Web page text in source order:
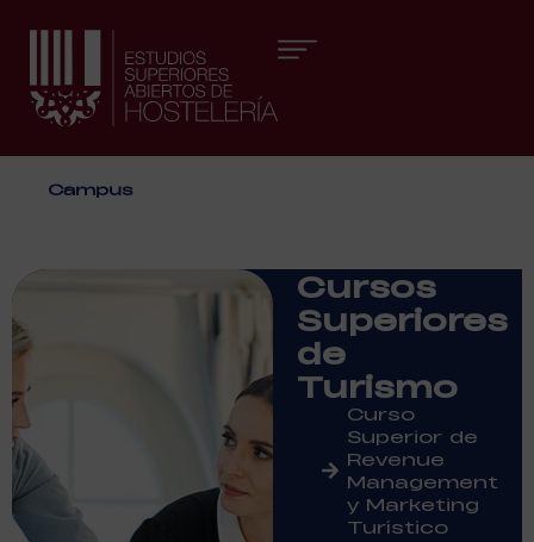
Campus
Cursos
Superiores
de
Turismo
Curso
Superior de
Revenue
Management
y Marketing
Turístico